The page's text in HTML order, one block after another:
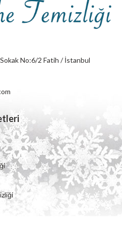
No:6/2 Fatih / İstanbul